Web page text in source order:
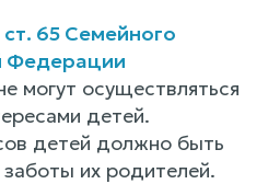
ст. 65 Семейного
Федерации
могут осуществляться
детей.
детей должно быть
их родителей.